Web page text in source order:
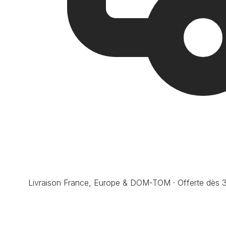
Livraison France, Europe & DOM-TOM · Offerte dès